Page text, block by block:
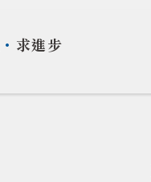
・ 求進步